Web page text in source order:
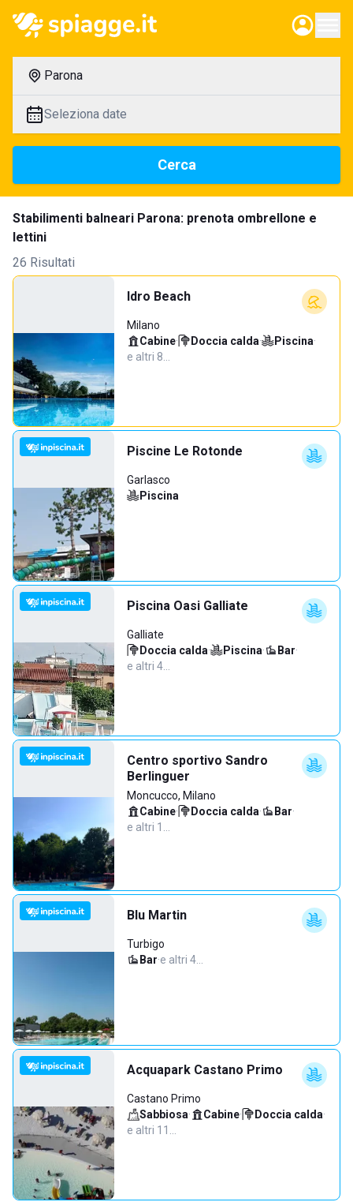
Parona
Seleziona date
Cerca
Stabilimenti balneari Parona: prenota ombrellone e
lettini
26 Risultati
Idro Beach
Milano
Cabine· Doccia calda· Piscina·
e altri 8…
Piscine Le Rotonde
Garlasco
Piscina
Piscina Oasi Galliate
Galliate
Doccia calda· Piscina· Bar·
e altri 4…
Centro sportivo Sandro
Berlinguer
Moncucco, Milano
Cabine· Doccia calda· Bar·
e altri 1…
Blu Martin
Turbigo
Bar·e altri 4…
Acquapark Castano Primo
Castano Primo
Sabbiosa· Cabine· Doccia calda·
e altri 11…